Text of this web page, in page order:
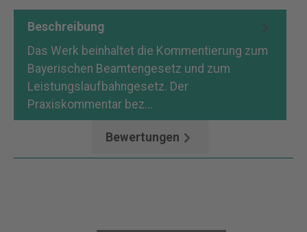
Beschreibung
Das Werk beinhaltet die Kommentierung zum
Bayerischen Beamtengesetz und zum
Leistungslaufbahngesetz. Der
Praxiskommentar bez…
Bewertungen